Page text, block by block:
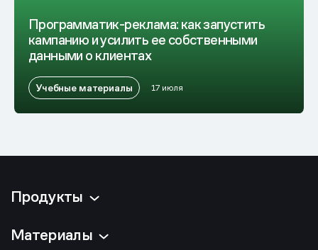
Программатик-реклама: как запустить
кампанию и усилить ее собственными
данными о клиентах
Учебные материалы 17 июля
Продукты
Материалы